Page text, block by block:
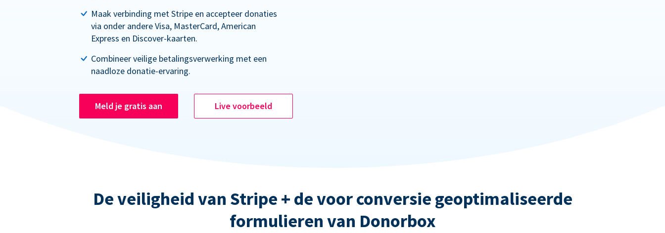
Maak verbinding met Stripe en accepteer donaties
via onder andere Visa, MasterCard, American
Express en Discover-kaarten.
Combineer veilige betalingsverwerking met een
naadloze donatie-ervaring.
Meld je gratis aan Live voorbeeld
De veiligheid van Stripe + de voor conversie geoptimaliseerde
formulieren van Donorbox